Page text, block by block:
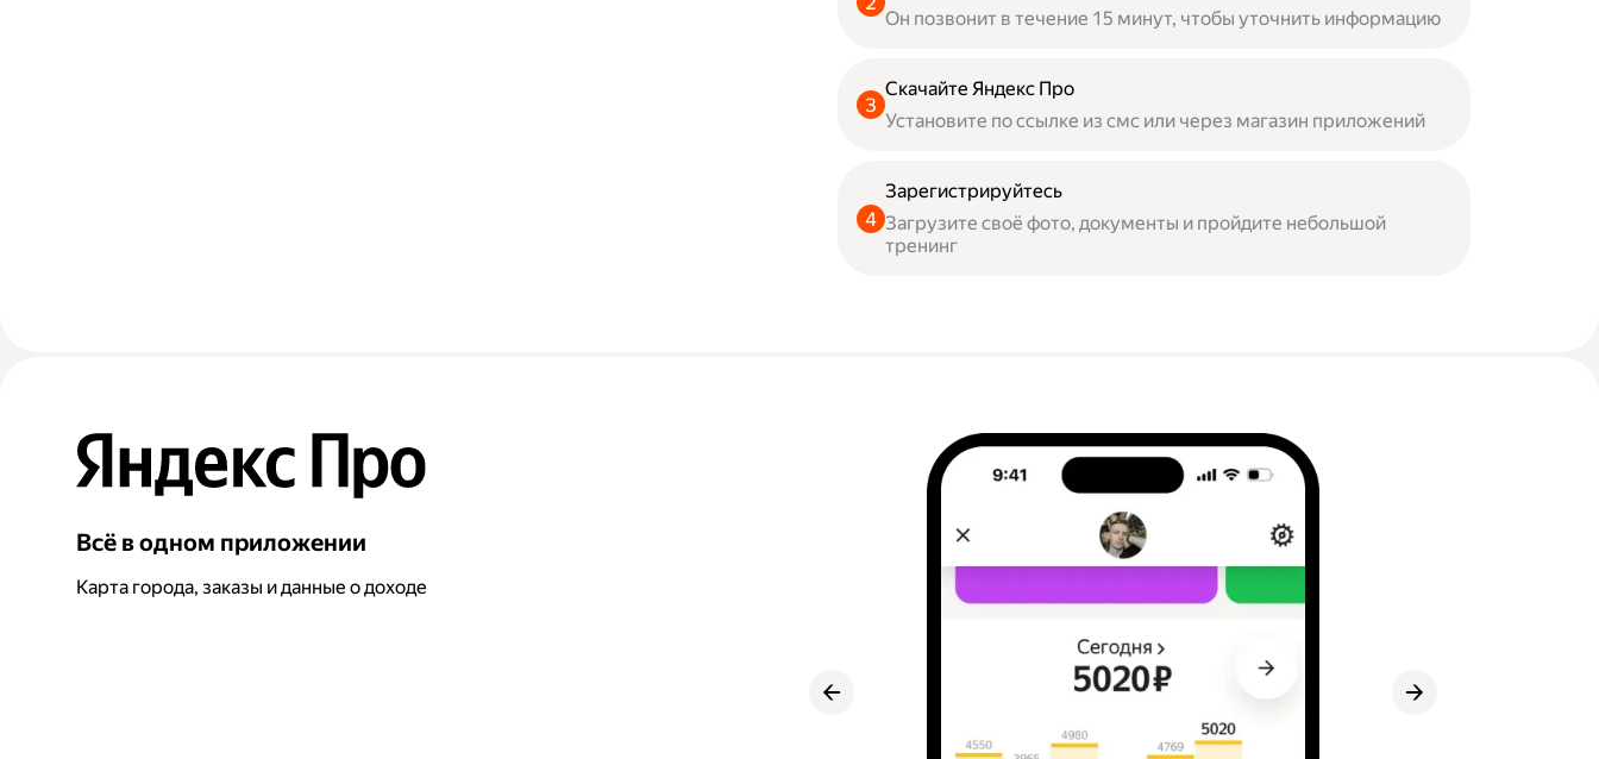
Он позвонит в течение 15 минут, чтобы уточнить информацию
Скачайте Яндекс Про
Установите по ссылке из смс или через магазин приложений
Зарегистрируйтесь
Загрузите своё фото, документы и пройдите небольшой
тренинг
Всё в одном приложении
Карта города, заказы и данные о доходе